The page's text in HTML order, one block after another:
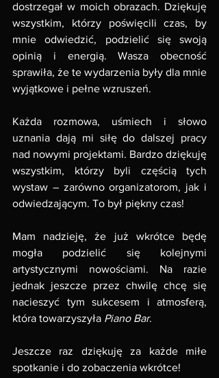
dostrzegał w moich obrazach. Dziękuję
wszystkim, którzy poświęcili czas, by
mnie odwiedzić, podzielić się swoją
opinią i energią. Wasza obecność
sprawiła, że te wydarzenia były dla mnie
wyjątkowe i pełne wzruszeń.
Każda rozmowa, uśmiech i słowo
uznania dają mi siłę do dalszej pracy
nad nowymi projektami. Bardzo dziękuję
wszystkim, którzy byli częścią tych
wystaw – zarówno organizatorom, jak i
odwiedzającym. To był piękny czas!
Mam nadzieję, że już wkrótce będę
mogła podzielić się kolejnymi
artystycznymi nowościami. Na razie
jednak jeszcze przez chwilę chcę się
nacieszyć tym sukcesem i atmosferą,
która towarzyszyła Piano Bar.
Jeszcze raz dziękuję za każde miłe
spotkanie i do zobaczenia wkrótce!